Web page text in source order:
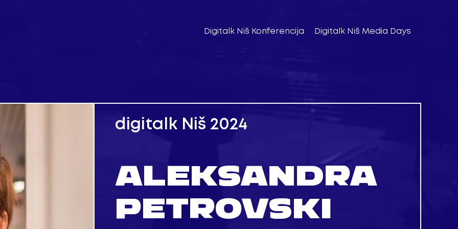
Digitalk Niš Konferencija Digitalk Niš Media Days
digitalk Niš 2024
ALEKSANDRA
PETROVSKI